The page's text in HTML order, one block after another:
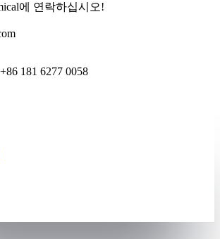
에 연락하십시오!
181 6277 0058